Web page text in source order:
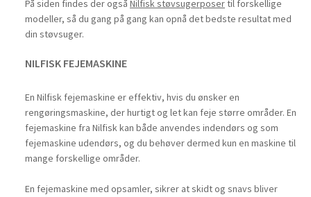
På siden findes der også Nilfisk støvsugerposertil forskellige
modeller, så du gang på gang kan opnå det bedste resultat med
din støvsuger.
NILFISK FEJEMASKINE
En Nilfisk fejemaskine er effektiv, hvis du ønsker en
rengøringsmaskine, der hurtigt og let kan feje større områder. En
fejemaskine fra Nilfisk kan både anvendes indendørs og som
fejemaskine udendørs, og du behøver dermed kun en maskine til
mange forskellige områder.
En fejemaskine med opsamler, sikrer at skidt og snavs bliver